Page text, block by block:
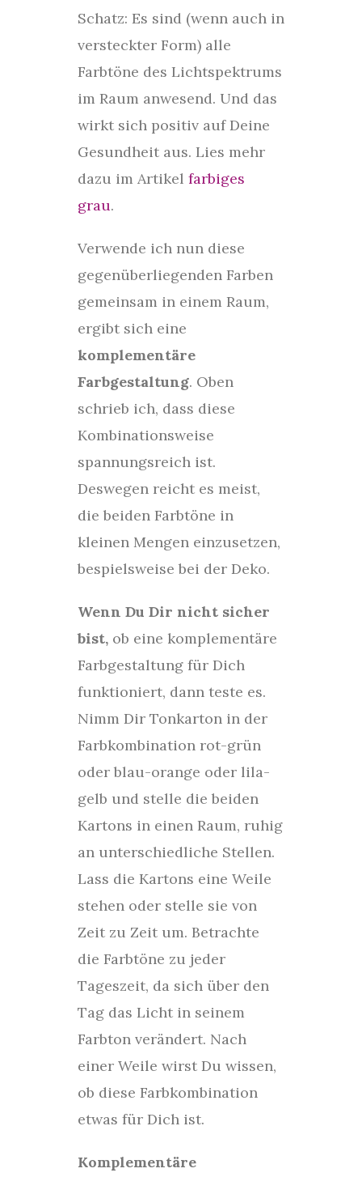
Schatz: Es sind (wenn auch in
versteckter Form) alle
Farbtöne des Lichtspektrums
im Raum anwesend. Und das
wirkt sich positiv auf Deine
Gesundheit aus. Lies mehr
dazu im Artikel farbiges
grau.
Verwende ich nun diese
gegenüberliegenden Farben
gemeinsam in einem Raum,
ergibt sich eine
komplementäre
Farbgestaltung. Oben
schrieb ich, dass diese
Kombinationsweise
spannungsreich ist.
Deswegen reicht es meist,
die beiden Farbtöne in
kleinen Mengen einzusetzen,
bespielsweise bei der Deko.
Wenn Du Dir nicht sicher
bist,ob eine komplementäre
Farbgestaltung für Dich
funktioniert, dann teste es.
Nimm Dir Tonkarton in der
Farbkombination rot-grün
oder blau-orange oder lila-
gelb und stelle die beiden
Kartons in einen Raum, ruhig
an unterschiedliche Stellen.
Lass die Kartons eine Weile
stehen oder stelle sie von
Zeit zu Zeit um. Betrachte
die Farbtöne zu jeder
Tageszeit, da sich über den
Tag das Licht in seinem
Farbton verändert. Nach
einer Weile wirst Du wissen,
ob diese Farbkombination
etwas für Dich ist.
Komplementäre